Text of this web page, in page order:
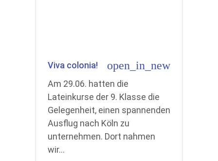
Viva colonia! open_in_new
Am 29.06. hatten die
Lateinkurse der 9. Klasse die
Gelegenheit, einen spannenden
Ausflug nach Köln zu
unternehmen. Dort nahmen
wir…